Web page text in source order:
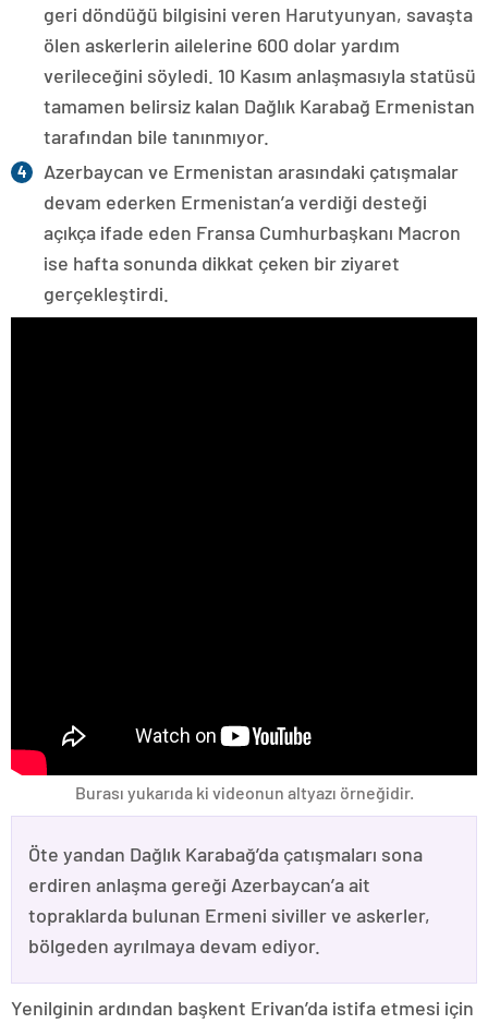
geri döndüğü bilgisini veren Harutyunyan, savaşta
ölen askerlerin ailelerine 600 dolar yardım
verileceğini söyledi. 10 Kasım anlaşmasıyla statüsü
tamamen belirsiz kalan Dağlık Karabağ Ermenistan
tarafından bile tanınmıyor.
Azerbaycan ve Ermenistan arasındaki çatışmalar
devam ederken Ermenistan’a verdiği desteği
açıkça ifade eden Fransa Cumhurbaşkanı Macron
ise hafta sonunda dikkat çeken bir ziyaret
gerçekleştirdi.
Burası yukarıda ki videonun altyazı örneğidir.
Öte yandan Dağlık Karabağ’da çatışmaları sona
erdiren anlaşma gereği Azerbaycan’a ait
topraklarda bulunan Ermeni siviller ve askerler,
bölgeden ayrılmaya devam ediyor.
Yenilginin ardından başkent Erivan’da istifa etmesi için